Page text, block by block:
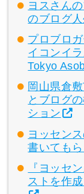
ヨスさん
のブログ
プロブロ
イコンイ
Tokyo
岡山県倉
とブログ
ション
ヨッセン
書いてもら
『ヨッセ
ストを作